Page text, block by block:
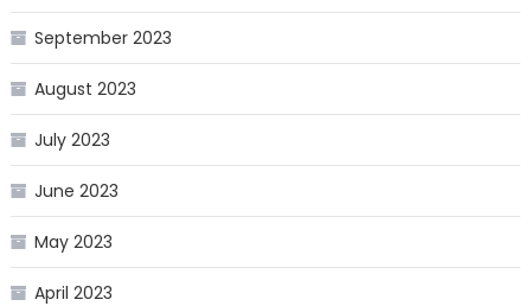
September 2023
August 2023
July 2023
June 2023
May 2023
April 2023